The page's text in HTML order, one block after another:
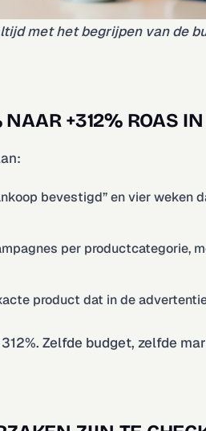
met het begrijpen van de
NAAR +312% ROAS
bevestigd” en vier weken
per productcategorie,
product dat in de
Zelfde budget, zelfde